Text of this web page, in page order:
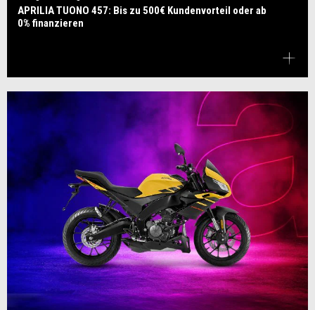
APRILIA TUONO 457: Bis zu 500€ Kundenvorteil oder ab
0% finanzieren